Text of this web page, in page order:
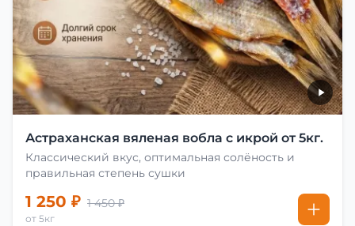
Астраханская вяленая вобла с икрой от 5кг.
Классический вкус, оптимальная солёность и
правильная степень сушки
1 250 ₽ 1 450 ₽
от 5кг